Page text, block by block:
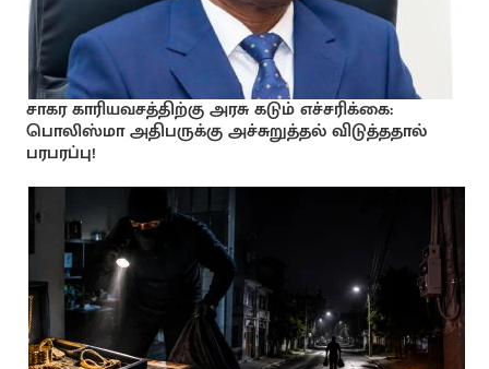
சாகர காரியவசத்திற்கு அரசு கடும் எச்சரிக்கை:
பொலிஸ்மா அதிபருக்கு அச்சுறுத்தல் விடுத்ததால்
பரபரப்பு!